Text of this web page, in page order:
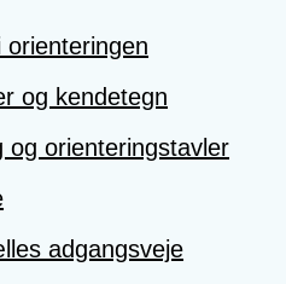
og kendetegn
og orienteringstavler
adgangsveje